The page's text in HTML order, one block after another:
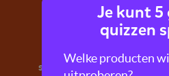
In deze quiz oefen je
samenstellingen, zoals:
Je kunt 5
quizzen
Welke producten